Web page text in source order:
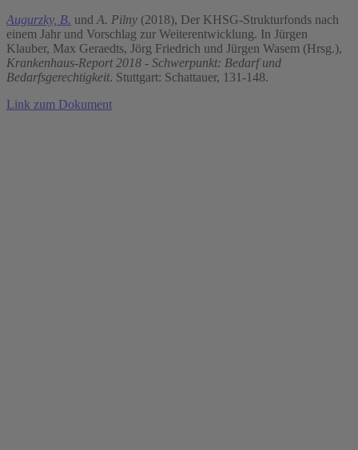
Augurzky, B. und A. Pilny (2018), Der KHSG-Strukturfonds nach
einem Jahr und Vorschlag zur Weiterentwicklung. In Jürgen
Klauber, Max Geraedts, Jörg Friedrich und Jürgen Wasem (Hrsg.),
Krankenhaus-Report 2018 - Schwerpunkt: Bedarf und
Bedarfsgerechtigkeit. Stuttgart: Schattauer, 131-148.
Link zum Dokument